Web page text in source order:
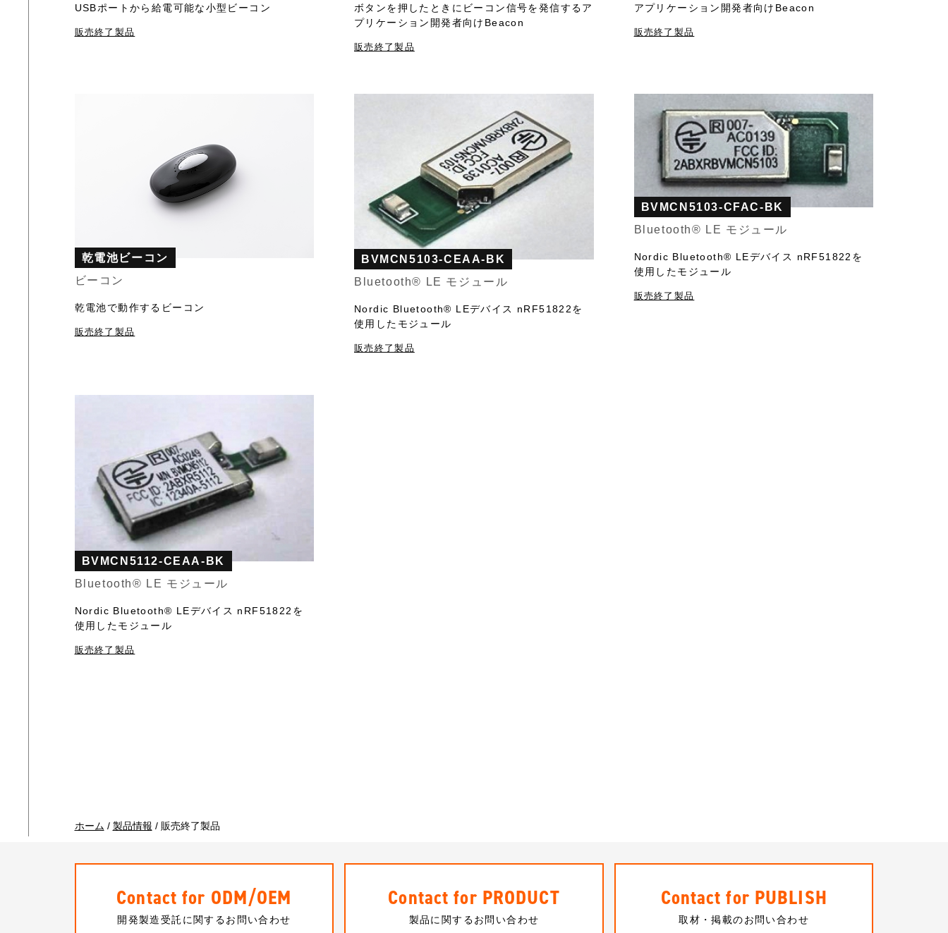
USBポートから給電可能な小型ビーコン
販売終了製品
ボタンを押したときにビーコン信号を発信するア
プリケーション開発者向けBeacon
販売終了製品
アプリケーション開発者向けBeacon
販売終了製品
乾電池ビーコン
ビーコン
乾電池で動作するビーコン
販売終了製品
BVMCN5103-CEAA-BK
Bluetooth®︎ LE モジュール
Nordic Bluetooth®︎ LEデバイス nRF51822を
使用したモジュール
販売終了製品
BVMCN5103-CFAC-BK
Bluetooth®︎ LE モジュール
Nordic Bluetooth®︎ LEデバイス nRF51822を
使用したモジュール
販売終了製品
BVMCN5112-CEAA-BK
Bluetooth®︎ LE モジュール
Nordic Bluetooth®︎ LEデバイス nRF51822を
使用したモジュール
販売終了製品
ホーム / 製品情報 / 販売終了製品
Contact for ODM/OEM
開発製造受託に関するお問い合わせ
Contact for PRODUCT
製品に関するお問い合わせ
Contact for PUBLISH
取材・掲載のお問い合わせ